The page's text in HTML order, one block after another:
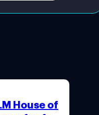
House of